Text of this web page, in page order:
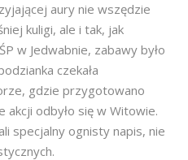
aury nie wszędzie
kuligi, ale i tak, jak
w Jedwabnie, zabawy było
czekała
gdzie przygotowano
akcji odbyło się w Witowie.
specjalny ognisty napis, nie